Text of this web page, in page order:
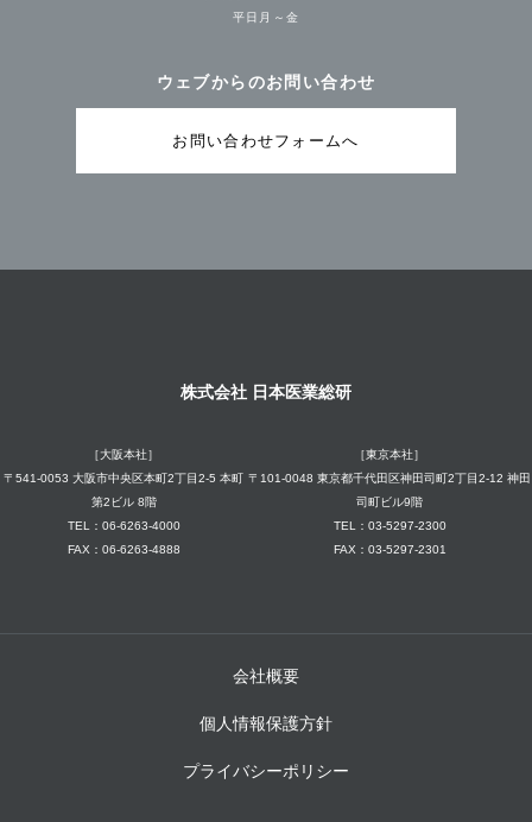
平日月～金
ウェブからのお問い合わせ
お問い合わせフォームへ
株式会社 日本医業総研
［大阪本社］
〒541-0053 大阪市中央区本町2丁目2-5 本町
第2ビル 8階
TEL：06-6263-4000
FAX：06-6263-4888
［東京本社］
〒101-0048 東京都千代田区神田司町2丁目2-12 神田
司町ビル9階
TEL：03-5297-2300
FAX：03-5297-2301
会社概要
個人情報保護方針
プライバシーポリシー